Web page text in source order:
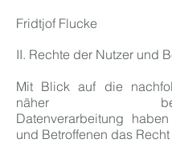
Fridtjof Flucke
II. Rechte der Nutzer und
Mit Blick auf die
näher
Datenverarbeitung
und Betroffenen das Recht